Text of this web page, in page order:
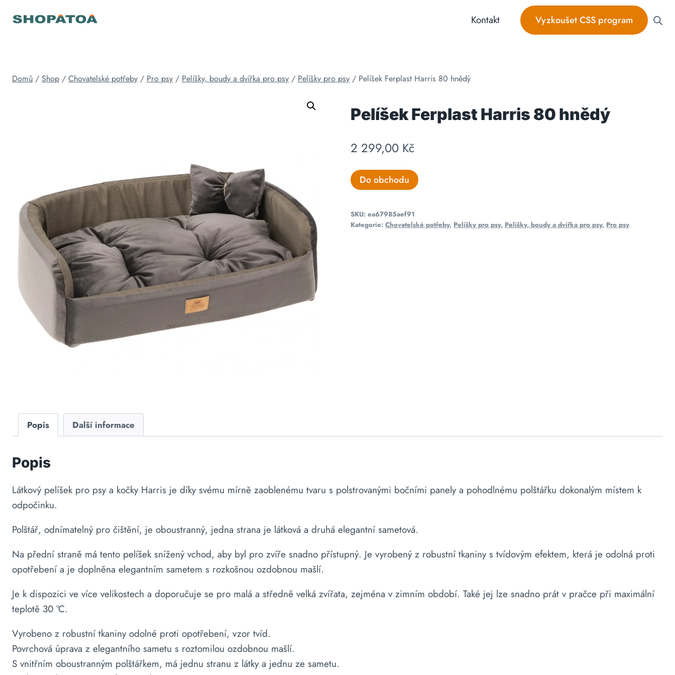
Kontakt Vyzkoušet CSS program
Domů / Shop / Chovatelské potřeby / Pro psy / Pelíšky, boudy a dvířka pro psy / Pelíšky pro psy / Pelíšek Ferplast Harris 80 hnědý
Pelíšek Ferplast Harris 80 hnědý
2 299,00 Kč
Do obchodu
SKU: ea67985aef91
Kategorie: Chovatelské potřeby, Pelíšky pro psy, Pelíšky, boudy a dvířka pro psy, Pro psy
Popis Další informace
Popis
Látkový pelíšek pro psy a kočky Harris je díky svému mírně zaoblenému tvaru s polstrovanými bočními panely a pohodlnému polštářku dokonalým místem k
odpočinku.
Polštář, odnímatelný pro čištění, je oboustranný, jedna strana je látková a druhá elegantní sametová.
Na přední straně má tento pelíšek snížený vchod, aby byl pro zvíře snadno přístupný. Je vyrobený z robustní tkaniny s tvídovým efektem, která je odolná proti
opotřebení a je doplněna elegantním sametem s rozkošnou ozdobnou mašlí.
Je k dispozici ve více velikostech a doporučuje se pro malá a středně velká zvířata, zejména v zimním období. Také jej lze snadno prát v pračce při maximální
teplotě 30 °C.
Vyrobeno z robustní tkaniny odolné proti opotřebení, vzor tvíd.
Povrchová úprava z elegantního sametu s roztomilou ozdobnou mašlí.
S vnitřním oboustranným polštářkem, má jednu stranu z látky a jednu ze sametu.